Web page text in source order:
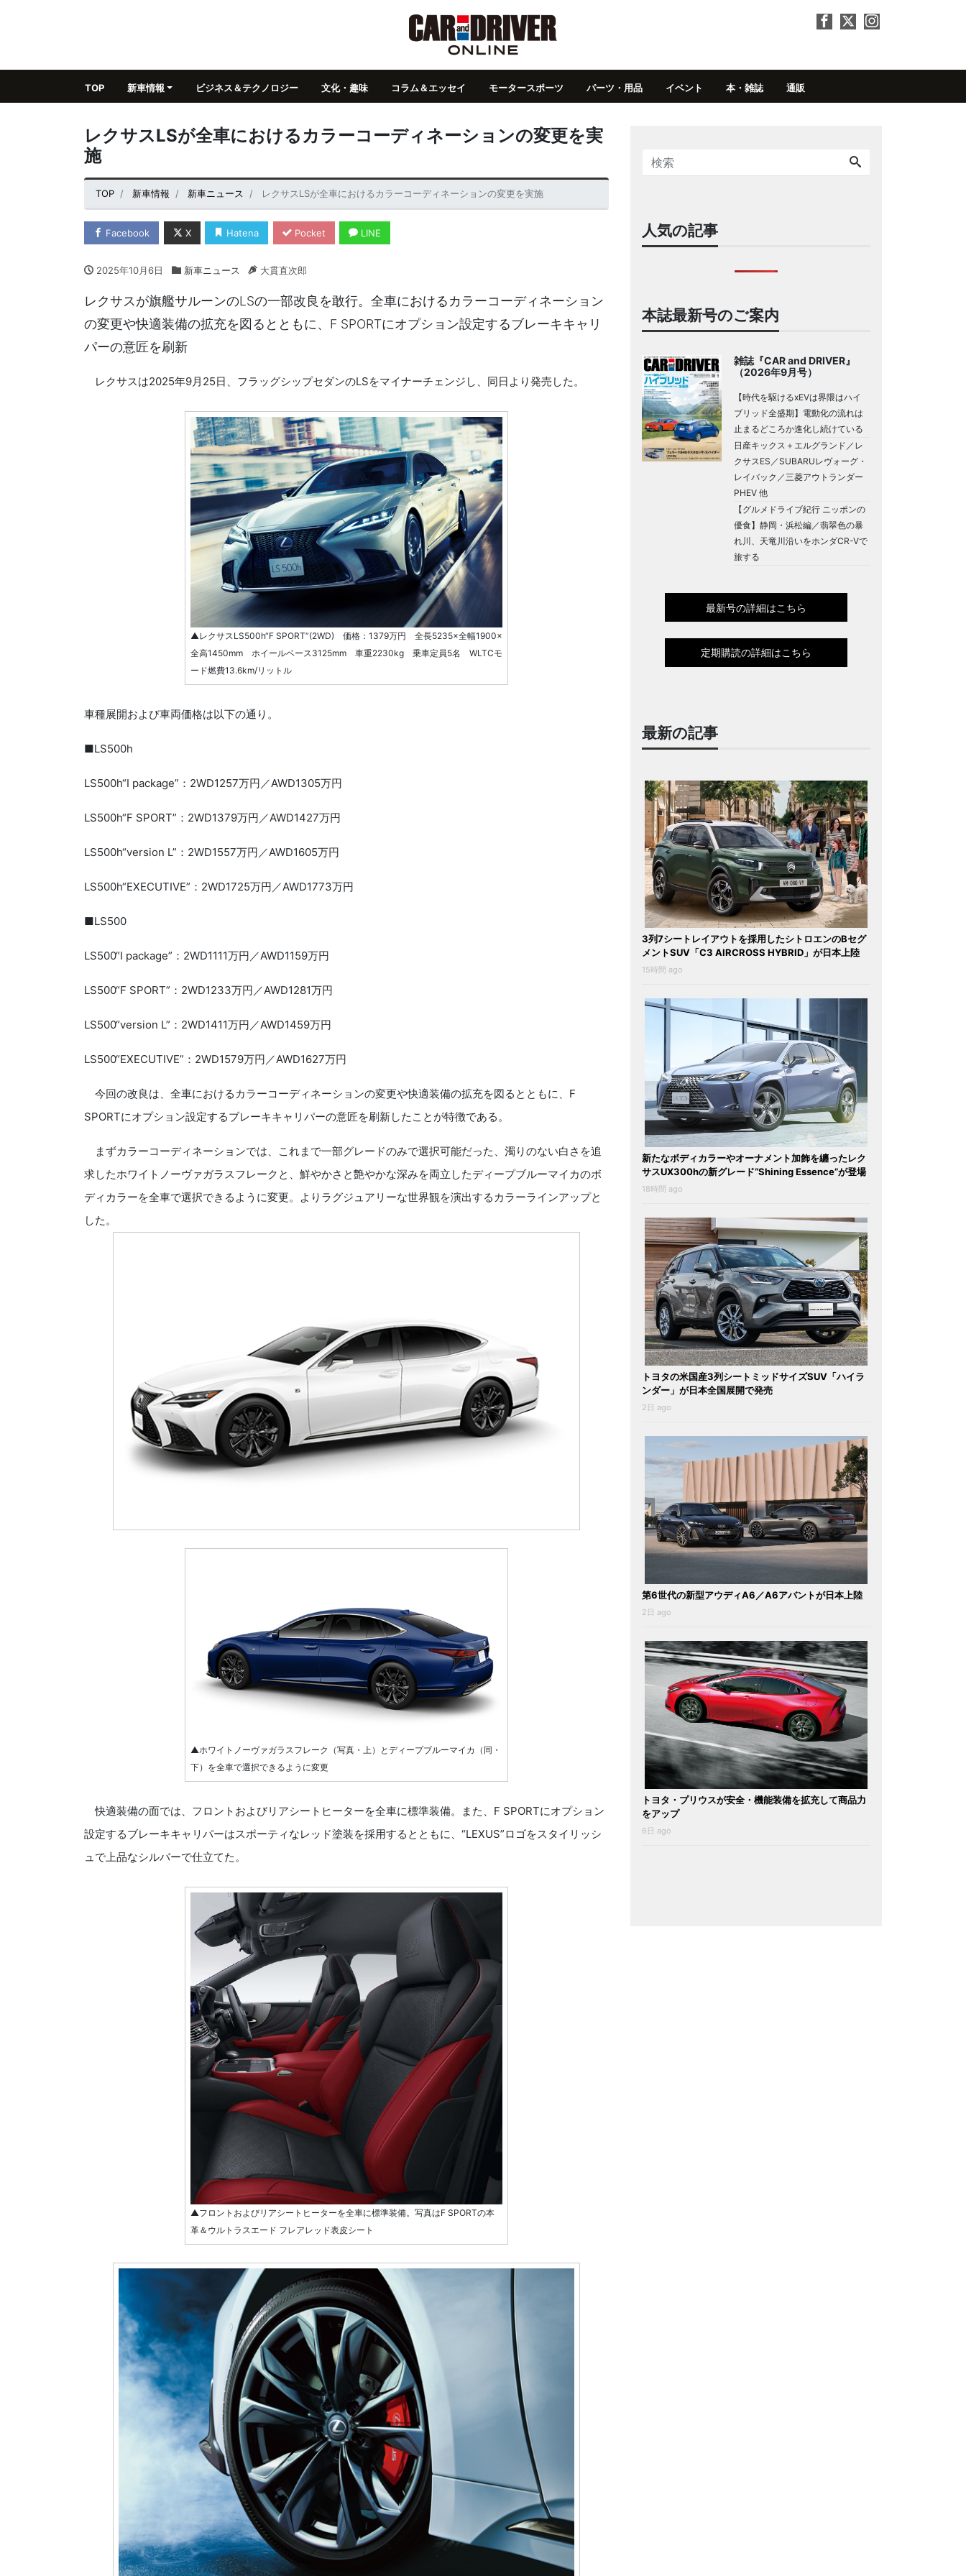
TOP 新車情報 ビジネス＆テクノロジー 文化・趣味 コラム＆エッセイ モータースポーツ パーツ・用品 イベント 本・雑誌 通販
レクサスLSが全車におけるカラーコーディネーションの変更を実
施
TOP 新車情報 新車ニュース レクサスLSが全車におけるカラーコーディネーションの変更を実施
Facebook X Hatena Pocket LINE
2025年10月6日 新車ニュース 大貫直次郎
レクサスが旗艦サルーンのLSの一部改良を敢行。全車におけるカラーコーディネーション
の変更や快適装備の拡充を図るとともに、F SPORTにオプション設定するブレーキキャリ
パーの意匠を刷新
レクサスは2025年9月25日、フラッグシップセダンのLSをマイナーチェンジし、同日より発売した。
▲レクサスLS500h“F SPORT”(2WD) 価格：1379万円 全長5235×全幅1900×
全高1450mm ホイールベース3125mm 車重2230kg 乗車定員5名 WLTCモ
ード燃費13.6km/リットル
車種展開および車両価格は以下の通り。
■LS500h
LS500h“I package”：2WD1257万円／AWD1305万円
LS500h“F SPORT”：2WD1379万円／AWD1427万円
LS500h“version L”：2WD1557万円／AWD1605万円
LS500h“EXECUTIVE”：2WD1725万円／AWD1773万円
■LS500
LS500“I package”：2WD1111万円／AWD1159万円
LS500“F SPORT”：2WD1233万円／AWD1281万円
LS500“version L”：2WD1411万円／AWD1459万円
LS500“EXECUTIVE”：2WD1579万円／AWD1627万円
今回の改良は、全車におけるカラーコーディネーションの変更や快適装備の拡充を図るとともに、F
SPORTにオプション設定するブレーキキャリパーの意匠を刷新したことが特徴である。
まずカラーコーディネーションでは、これまで一部グレードのみで選択可能だった、濁りのない白さを追
求したホワイトノーヴァガラスフレークと、鮮やかさと艶やかな深みを両立したディープブルーマイカのボ
ディカラーを全車で選択できるように変更。よりラグジュアリーな世界観を演出するカラーラインアップと
した。
▲ホワイトノーヴァガラスフレーク（写真・上）とディープブルーマイカ（同・
下）を全車で選択できるように変更
快適装備の面では、フロントおよびリアシートヒーターを全車に標準装備。また、F SPORTにオプション
設定するブレーキキャリパーはスポーティなレッド塗装を採用するとともに、“LEXUS”ロゴをスタイリッシ
ュで上品なシルバーで仕立てた。
▲フロントおよびリアシートヒーターを全車に標準装備。写真はF SPORTの本
革＆ウルトラスエード フレアレッド表皮シート
人気の記事
本誌最新号のご案内
雑誌『CAR and DRIVER』
（2026年9月号）
【時代を駆けるxEVは界隈はハイ
ブリッド全盛期】電動化の流れは
止まるどころか進化し続けている
日産キックス＋エルグランド／レ
クサスES／SUBARUレヴォーグ・
レイバック／三菱アウトランダー
PHEV 他
【グルメドライブ紀行 ニッポンの
優食】静岡・浜松編／翡翠色の暴
れ川、天竜川沿いをホンダCR-Vで
旅する
最新号の詳細はこちら
定期購読の詳細はこちら
最新の記事
3列7シートレイアウトを採用したシトロエンのBセグ
メントSUV「C3 AIRCROSS HYBRID」が日本上陸
15時間 ago
新たなボディカラーやオーナメント加飾を纏ったレク
サスUX300hの新グレード“Shining Essence”が登場
18時間 ago
トヨタの米国産3列シートミッドサイズSUV「ハイラ
ンダー」が日本全国展開で発売
2日 ago
第6世代の新型アウディA6／A6アバントが日本上陸
2日 ago
トヨタ・プリウスが安全・機能装備を拡充して商品力
をアップ
6日 ago